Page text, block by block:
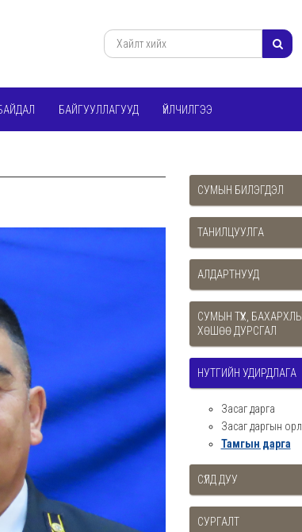
БАЙГУУЛЛАГУУД ҮЙЛЧИЛГЭЭ
СУМЫН БИЛЭГДЭЛ
ТАНИЛЦУУЛГА
АЛДАРТНУУД
СУМЫН ТҮҮХ,
ХӨШӨӨ ДУРСГАЛ
НУТГИЙН УДИРДЛАГА
Засаг дарга
Засаг даргын
Тамгын дарга
СҮЛД ДУУ
СУРГАЛТ